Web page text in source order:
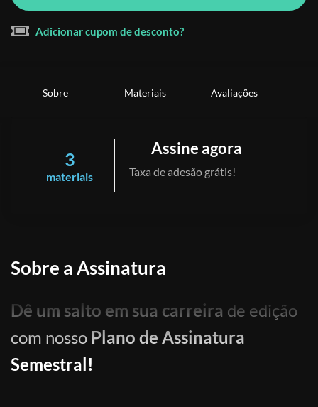
Adicionar cupom de desconto?
Sobre Materiais Avaliações
3
materiais
Assine agora
Taxa de adesão grátis!
Sobre a Assinatura
Dê um salto em sua carreira de edição
com nosso Plano de Assinatura
Semestral!